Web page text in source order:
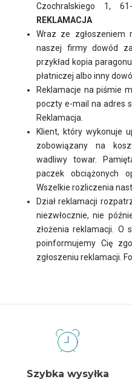
Czochralskiego 1,
REKLAMACJA
Wraz ze zgłoszeniem
naszej firmy dowód
przykład kopia
płatniczej albo inny
Reklamacje na piśmie
poczty e-mail na adres
Reklamacja.
Klient, który wykonuje
zobowiązany na
wadliwy towar.
paczek obciążonych
Wszelkie rozliczenia
Dział reklamacji
niezwłocznie, nie
złożenia reklamacji. O
poinformujemy Cię
zgłoszeniu reklamacji.
Dlaczego my?
Szybka wysyłka